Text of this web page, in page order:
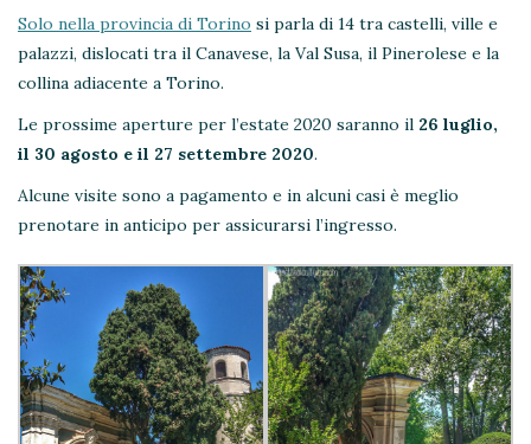
Solo nella provincia di Torino si parla di 14 tra castelli, ville e
palazzi, dislocati tra il Canavese, la Val Susa, il Pinerolese e la
collina adiacente a Torino.
Le prossime aperture per l’estate 2020 saranno il 26 luglio,
il 30 agosto e il 27 settembre 2020.
Alcune visite sono a pagamento e in alcuni casi è meglio
prenotare in anticipo per assicurarsi l’ingresso.